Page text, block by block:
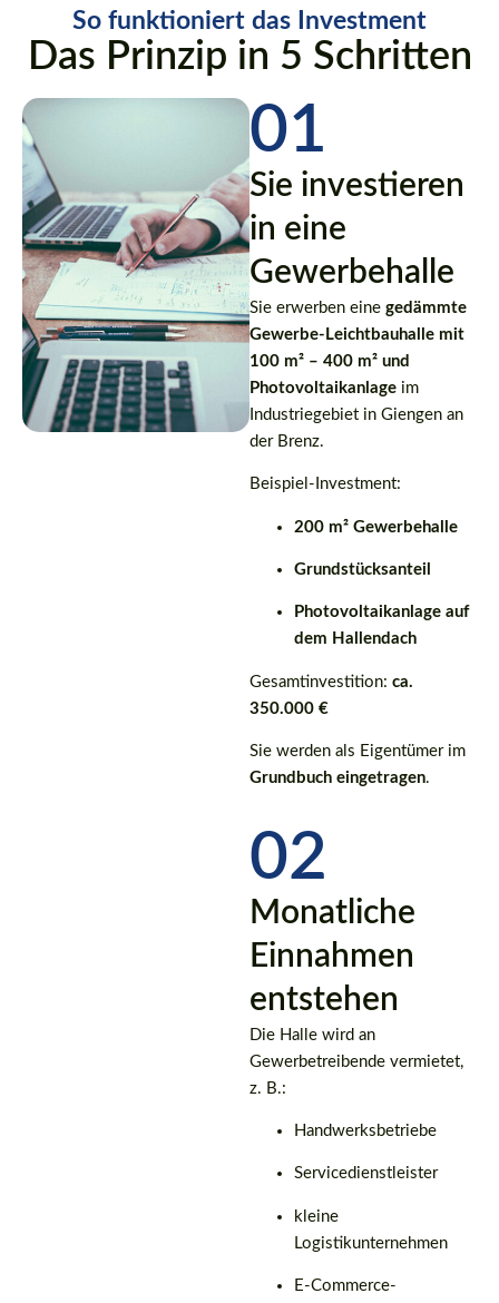
So funktioniert das Investment
Das Prinzip in 5 Schritten
01
Sie investieren
in eine
Gewerbehalle
Sie erwerben eine gedämmte
Gewerbe-Leichtbauhalle mit
100 m² – 400 m² und
Photovoltaikanlage im
Industriegebiet in Giengen an
der Brenz.
Beispiel-Investment:
200 m² Gewerbehalle
Grundstücksanteil
Photovoltaikanlage auf
dem Hallendach
Gesamtinvestition: ca.
350.000 €
Sie werden als Eigentümer im
Grundbuch eingetragen.
02
Monatliche
Einnahmen
entstehen
Die Halle wird an
Gewerbetreibende vermietet,
z. B.:
Handwerksbetriebe
Servicedienstleister
kleine
Logistikunternehmen
E-Commerce-